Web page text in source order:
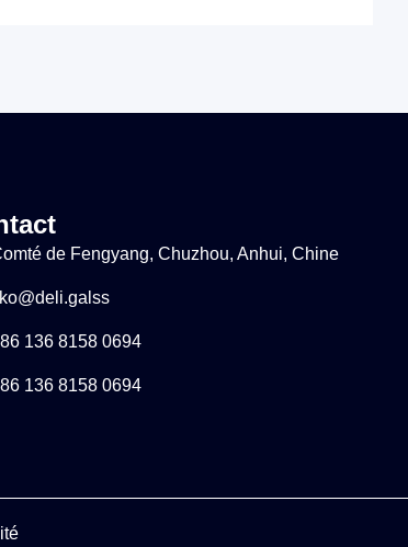
de Fengyang, Chuzhou, Anhui, Chine
136 8158 0694
136 8158 0694